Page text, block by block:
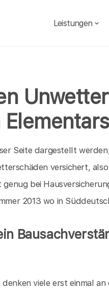
Leistungen
Seite dargestellt
versichert,
bei
2013 wo in
viele erst einmal